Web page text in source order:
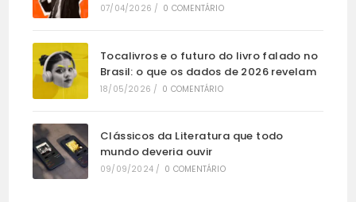
07/04/2026 / 0 COMENTÁRIO
Tocalivros e o futuro do livro falado no
Brasil: o que os dados de 2026 revelam
18/05/2026 / 0 COMENTÁRIO
Clássicos da Literatura que todo
mundo deveria ouvir
09/09/2024 / 0 COMENTÁRIO